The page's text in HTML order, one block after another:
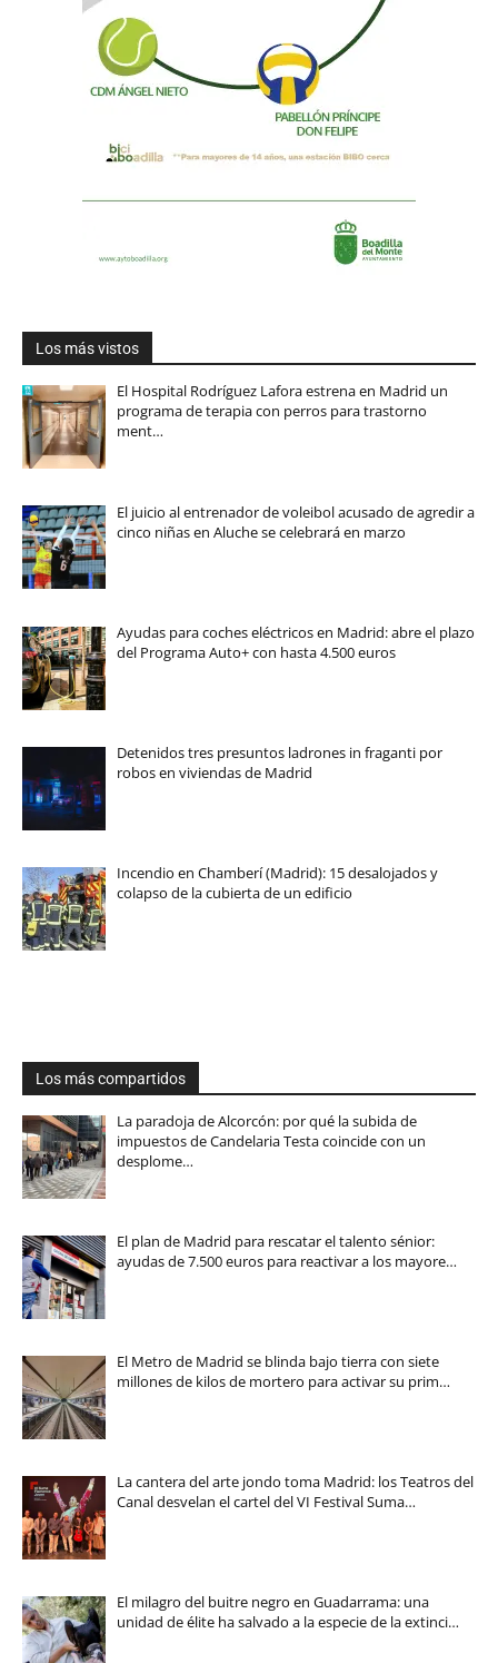
Los más vistos
El Hospital Rodríguez Lafora estrena en Madrid un
programa de terapia con perros para trastorno
ment…
El juicio al entrenador de voleibol acusado de agredir a
cinco niñas en Aluche se celebrará en marzo
Ayudas para coches eléctricos en Madrid: abre el plazo
del Programa Auto+ con hasta 4.500 euros
Detenidos tres presuntos ladrones in fraganti por
robos en viviendas de Madrid
Incendio en Chamberí (Madrid): 15 desalojados y
colapso de la cubierta de un edificio
Los más compartidos
La paradoja de Alcorcón: por qué la subida de
impuestos de Candelaria Testa coincide con un
desplome…
El plan de Madrid para rescatar el talento sénior:
ayudas de 7.500 euros para reactivar a los mayore…
El Metro de Madrid se blinda bajo tierra con siete
millones de kilos de mortero para activar su prim…
La cantera del arte jondo toma Madrid: los Teatros del
Canal desvelan el cartel del VI Festival Suma…
El milagro del buitre negro en Guadarrama: una
unidad de élite ha salvado a la especie de la extinci…